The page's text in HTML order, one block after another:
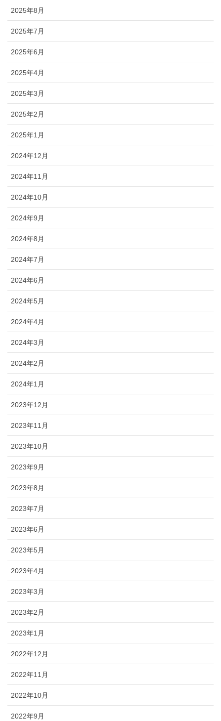
2025年8月
2025年7月
2025年6月
2025年4月
2025年3月
2025年2月
2025年1月
2024年12月
2024年11月
2024年10月
2024年9月
2024年8月
2024年7月
2024年6月
2024年5月
2024年4月
2024年3月
2024年2月
2024年1月
2023年12月
2023年11月
2023年10月
2023年9月
2023年8月
2023年7月
2023年6月
2023年5月
2023年4月
2023年3月
2023年2月
2023年1月
2022年12月
2022年11月
2022年10月
2022年9月